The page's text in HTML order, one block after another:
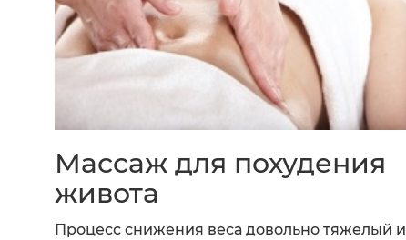
Массаж для похудения
живота
Процесс снижения веса довольно тяжелый и